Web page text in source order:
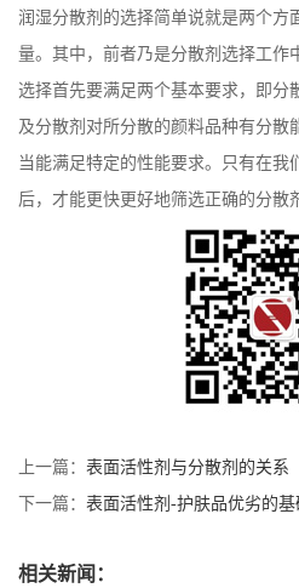
润湿分散剂的选择简单说就是两个方
量。其中，前者乃是分散剂选择工作
选择首先要满足两个基本要求，即分
及分散剂对所分散的颜料品种有分散
当能满足特定的性能要求。只有在我
后，才能更快更好地筛选正确的分散
上一篇： 表面活性剂与分散剂的关系
下一篇： 表面活性剂-护肤品优劣的基
相关新闻：